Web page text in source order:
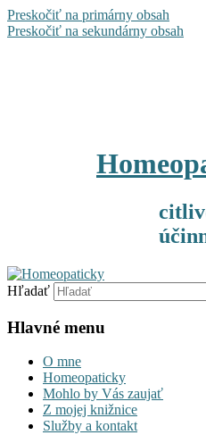
Preskočiť na primárny obsah
Preskočiť na sekundárny obsah
Hľadať
Hlavné menu
O mne
Homeopaticky
Mohlo by Vás zaujať
Z mojej knižnice
Služby a kontakt